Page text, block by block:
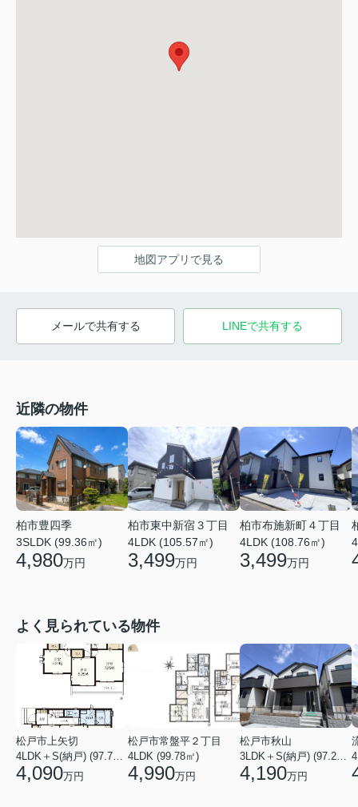
地図アプリで見る
メールで共有する LINEで共有する
近隣の物件
柏市豊四季
3SLDK (99.36㎡)
4,980万円
柏市東中新宿３丁目
4LDK (105.57㎡)
3,499万円
柏市布施新町４丁目
4LDK (108.76㎡)
3,499万円
よく見られている物件
松戸市上矢切
4LDK＋S(納戸) (97.71㎡)
4,090万円
松戸市常盤平２丁目
4LDK (99.78㎡)
4,990万円
松戸市秋山
3LDK＋S(納戸) (97.29㎡)
4,190万円